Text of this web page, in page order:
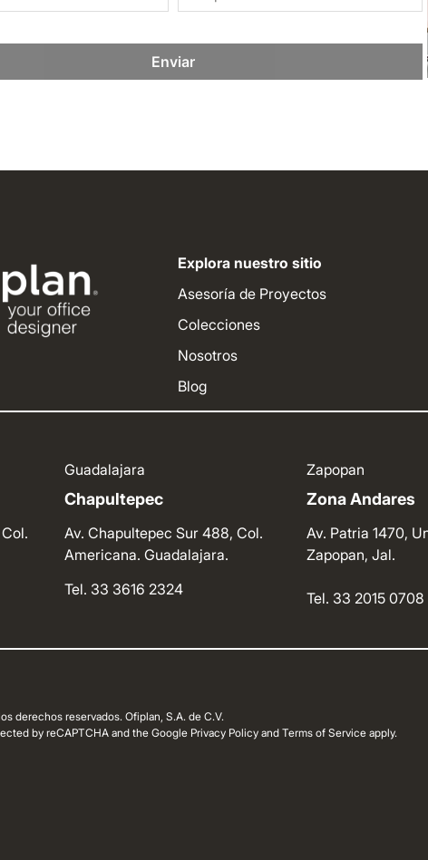
Enviar
Explora nuestro sitio
Asesoría de Proyectos
Colecciones
Nosotros
Blog
Guadalajara
Chapultepec
Av. Chapultepec Sur 488, Col.
Americana. Guadalajara.
Tel. 33 3616 2324
Zapopan
Zona Andares
Av. Patria 1470,
Zapopan, Jal.
Tel. 33 2015 0708
derechos reservados. Ofiplan, S.A. de C.V.
by reCAPTCHA and the Google Privacy Policy and Terms of Service apply.